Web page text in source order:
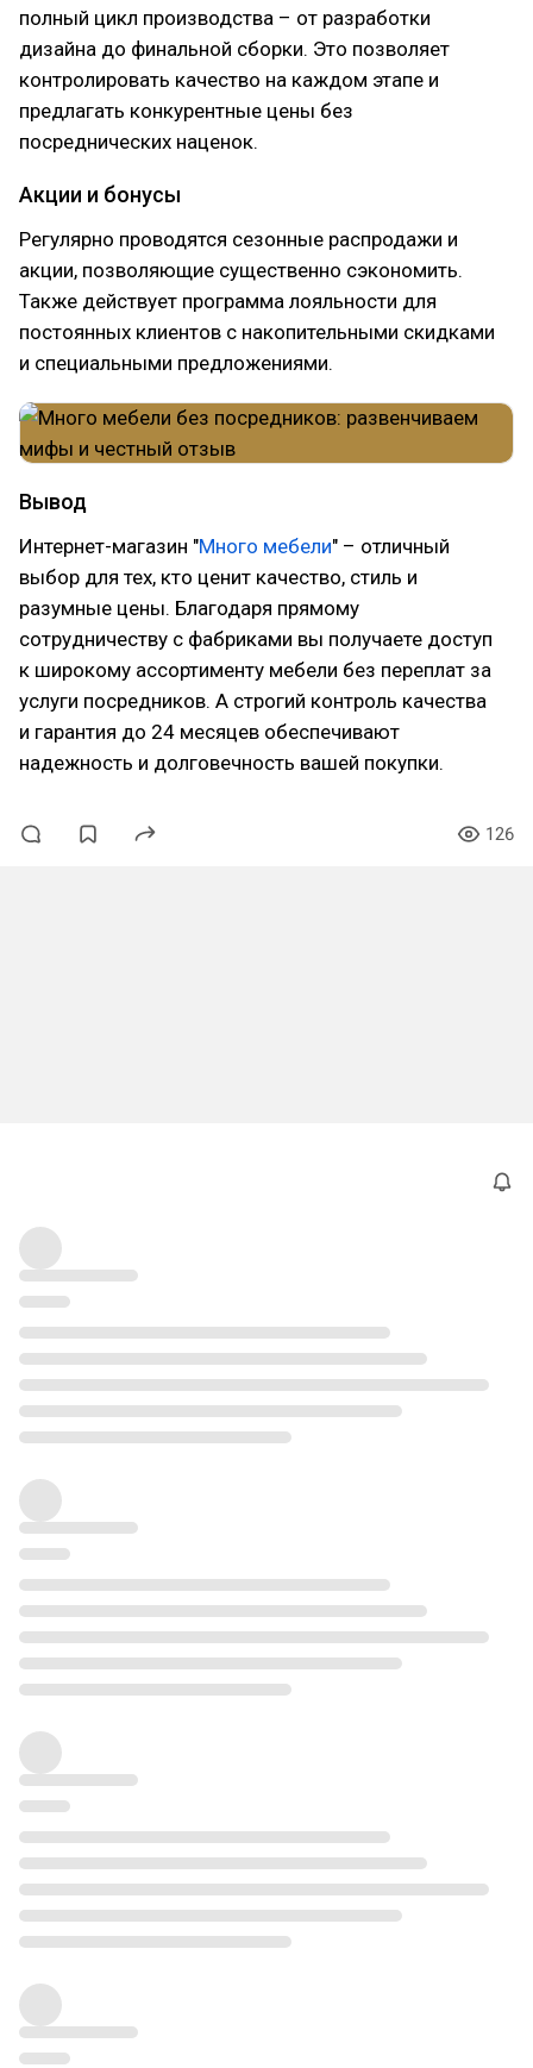
полный цикл производства – от разработки
дизайна до финальной сборки. Это позволяет
контролировать качество на каждом этапе и
предлагать конкурентные цены без
посреднических наценок.
Акции и бонусы
Регулярно проводятся сезонные распродажи и
акции, позволяющие существенно сэкономить.
Также действует программа лояльности для
постоянных клиентов с накопительными скидками
и специальными предложениями.
Вывод
Интернет-магазин "Много мебели" – отличный
выбор для тех, кто ценит качество, стиль и
разумные цены. Благодаря прямому
сотрудничеству с фабриками вы получаете доступ
к широкому ассортименту мебели без переплат за
услуги посредников. А строгий контроль качества
и гарантия до 24 месяцев обеспечивают
надежность и долговечность вашей покупки.
126